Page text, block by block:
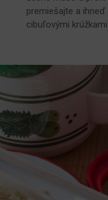
premiešajte a
cibuľovými krúžkami.